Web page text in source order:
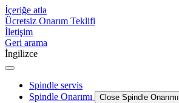
İçeriğe atla
Ücretsiz Onarım Teklifi
İletişim
Geri arama
İngilizce
Spindle servis
Spindle Onarımı
Close Spindle Onarımı